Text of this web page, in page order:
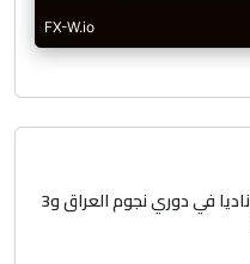
لجنة التراخيص : 17 ناديا في دوري نجوم العراق و3